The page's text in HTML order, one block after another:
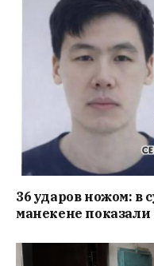
36 ударов ножом: в
манекене